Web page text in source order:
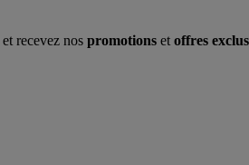
et recevez nos promotions et offres